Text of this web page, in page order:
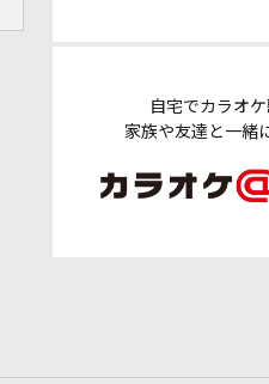
自宅でカラオケ
家族や友達と一緒